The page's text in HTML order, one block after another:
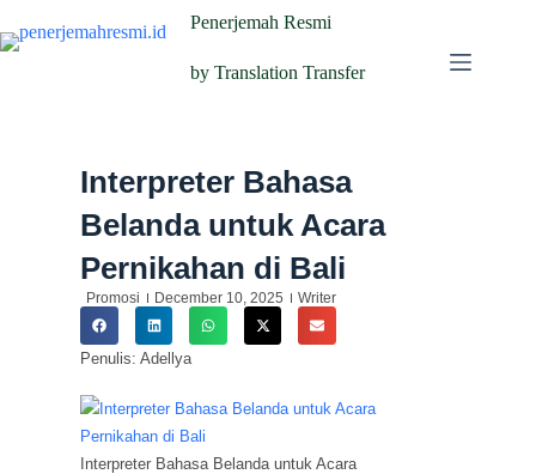
Penerjemah Resmi
by Translation Transfer
Interpreter Bahasa
Belanda untuk Acara
Pernikahan di Bali
Promosi December 10, 2025 Writer
Penulis: Adellya
Interpreter Bahasa Belanda untuk Acara